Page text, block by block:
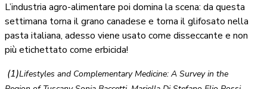
L’industria agro-alimentare poi domina la scena: da questa
settimana torna il grano canadese e torna il glifosato nella
pasta italiana, adesso viene usato come disseccante e non
più etichettato come erbicida!
(1)Lifestyles and Complementary Medicine: A Survey in the